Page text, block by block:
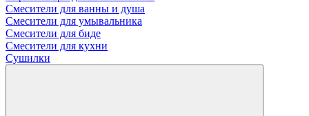
Смесители для ванны и душа
Смесители для умывальника
Смесители для биде
Смесители для кухни
Сушилки